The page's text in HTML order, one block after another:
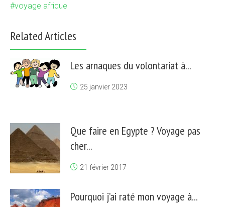
voyage afrique
Related Articles
Les arnaques du volontariat à...
25 janvier 2023
Que faire en Egypte ? Voyage pas
cher...
21 février 2017
Pourquoi j’ai raté mon voyage à...